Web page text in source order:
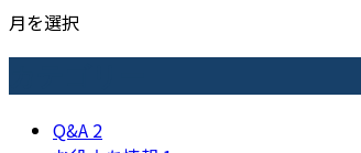
月を選択
Q&A 2